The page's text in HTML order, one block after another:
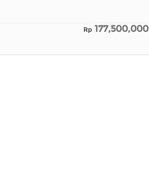
Rp 177,500,000